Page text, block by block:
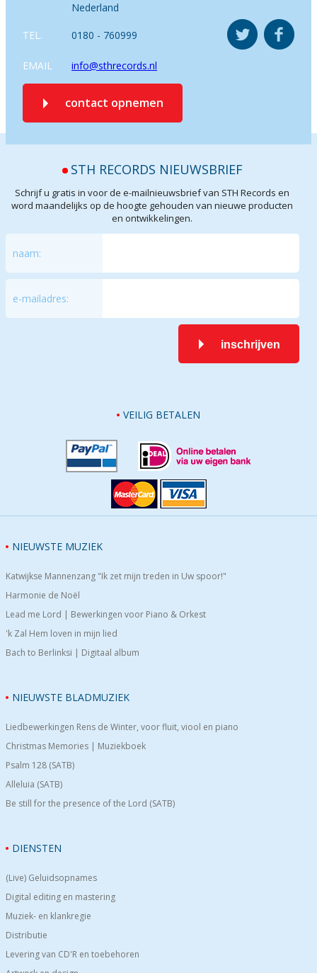
Nederland
TEL. 0180 - 760999
EMAIL info@sthrecords.nl
contact opnemen
STH RECORDS NIEUWSBRIEF
Schrijf u gratis in voor de e-mailnieuwsbrief van STH Records en
word maandelijks op de hoogte gehouden van nieuwe producten
en ontwikkelingen.
naam:
e-mailadres:
inschrijven
VEILIG BETALEN
NIEUWSTE MUZIEK
Katwijkse Mannenzang "Ik zet mijn treden in Uw spoor!"
Harmonie de Noël
Lead me Lord | Bewerkingen voor Piano & Orkest
'k Zal Hem loven in mijn lied
Bach to Berlinksi | Digitaal album
NIEUWSTE BLADMUZIEK
Liedbewerkingen Rens de Winter, voor fluit, viool en piano
Christmas Memories | Muziekboek
Psalm 128 (SATB)
Alleluia (SATB)
Be still for the presence of the Lord (SATB)
DIENSTEN
(Live) Geluidsopnames
Digital editing en mastering
Muziek- en klankregie
Distributie
Levering van CD'R en toebehoren